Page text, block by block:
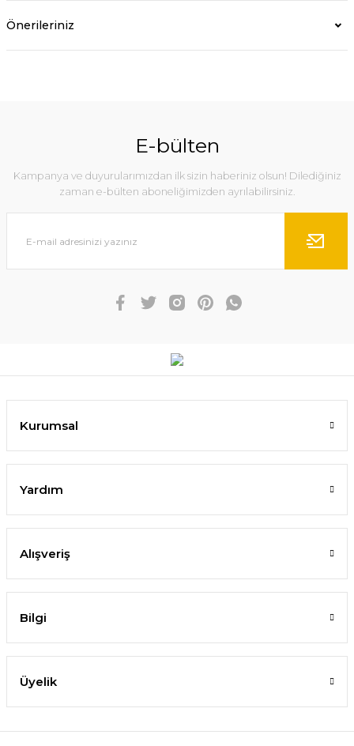
Önerileriniz
E-bülten
Kampanya ve duyurularımızdan ilk sizin haberiniz olsun! Dilediğiniz
zaman e-bülten aboneliğimizden ayrılabilirsiniz.
Kurumsal
Yardım
Alışveriş
Bilgi
Üyelik